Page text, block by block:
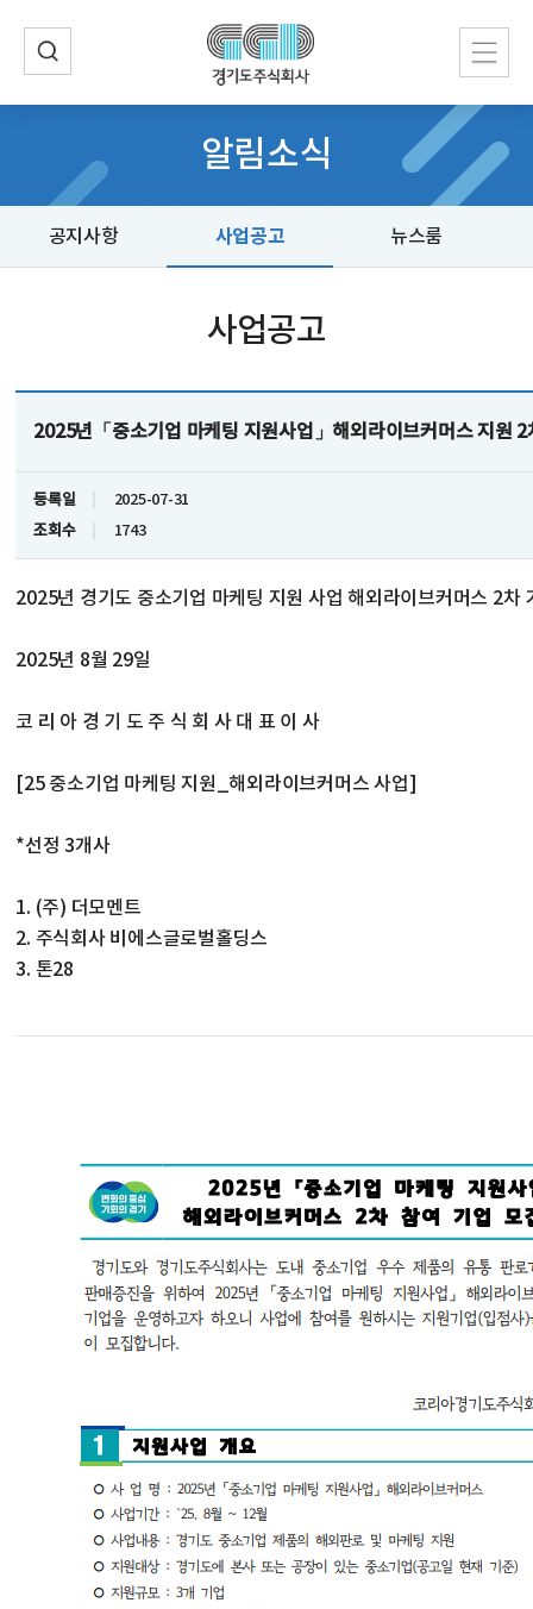
알림소식
공지사항 사업공고 뉴스룸
사업공고
2025년「중소기업 마케팅 지원사업」해외라이브커머스 지원 2
등록일
2025-07-31
조회수
1743
2025년 경기도 중소기업 마케팅 지원 사업 해외라이브커머스 2차
2025년 8월 29일
코 리 아 경 기 도 주 식 회 사 대 표 이 사
[25 중소기업 마케팅 지원_해외라이브커머스 사업]
*선정 3개사
1. (주) 더모멘트
2. 주식회사 비에스글로벌홀딩스
3. 톤28